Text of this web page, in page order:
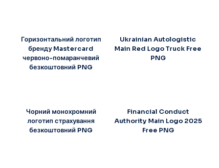
Горизонтальний логотип
бренду Mastercard
червоно-помаранчевий
безкоштовний PNG
Ukrainian Autologistic
Main Red Logo Truck Free
PNG
Чорний монохромний
логотип страхування
безкоштовний PNG
Financial Conduct
Authority Main Logo 2025
Free PNG